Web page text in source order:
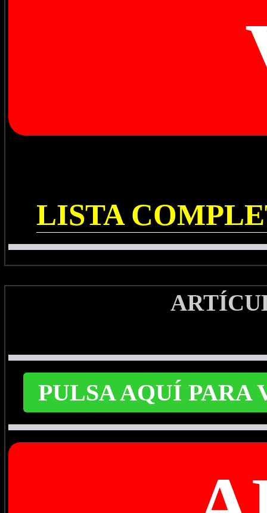
LISTA
PULSA AQUÍ PARA